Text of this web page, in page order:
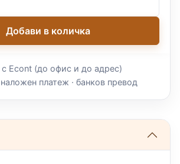
Добави в количка
Econt (до офис и до адрес)
платеж · банков превод